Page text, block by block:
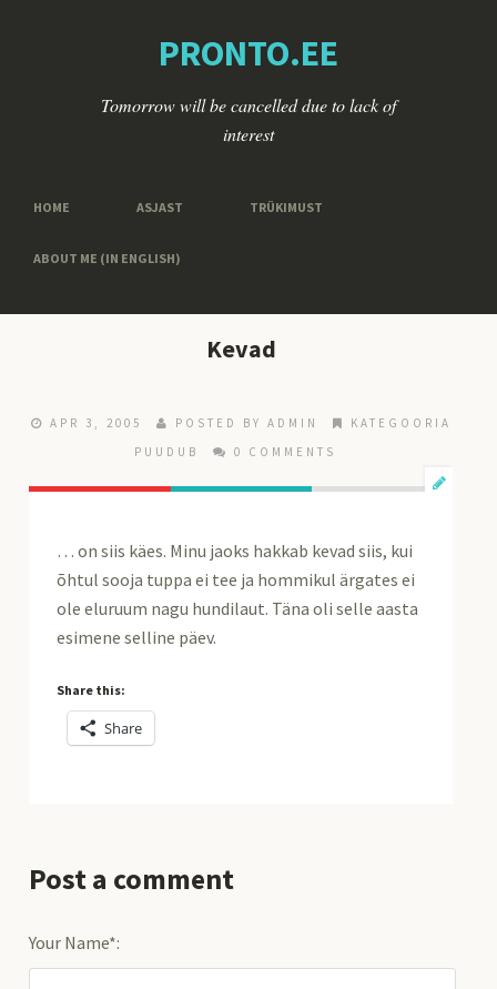
PRONTO.EE
Tomorrow will be cancelled due to lack of
interest
HOME ASJAST TRÜKIMUST
ABOUT ME (IN ENGLISH)
Kevad
APR 3, 2005 POSTED BY ADMIN
KATEGOORIA
PUUDUB
0 COMMENTS
… on siis käes. Minu jaoks hakkab kevad siis, kui
õhtul sooja tuppa ei tee ja hommikul ärgates ei
ole eluruum nagu hundilaut. Täna oli selle aasta
esimene selline päev.
Share this:
Share
Post a comment
Your Name*: